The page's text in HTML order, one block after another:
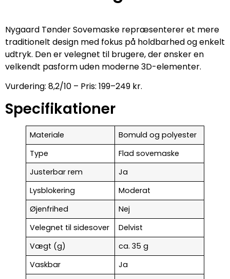
Nygaard Tønder Sovemaske repræsenterer et mere
traditionelt design med fokus på holdbarhed og enkelt
udtryk. Den er velegnet til brugere, der ønsker en
velkendt pasform uden moderne 3D-elementer.
Vurdering: 8,2/10 – Pris: 199–249 kr.
Specifikationer
Materiale
Bomuld og polyester
Type
Flad sovemaske
Justerbar rem
Ja
Lysblokering
Moderat
Øjenfrihed
Nej
Velegnet til sidesover
Delvist
Vægt (g)
ca. 35 g
Vaskbar
Ja